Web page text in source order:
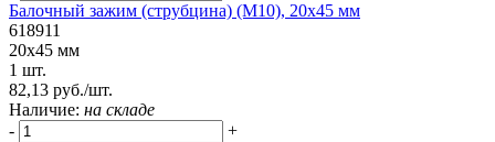
Балочный зажим (струбцина) (М10), 20х45 мм
618911
20х45 мм
1 шт.
82,13 руб./шт.
Наличие: на складе
-
+